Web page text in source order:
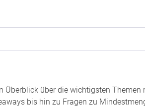
Überblick über die wichtigsten
bis hin zu Fragen zu